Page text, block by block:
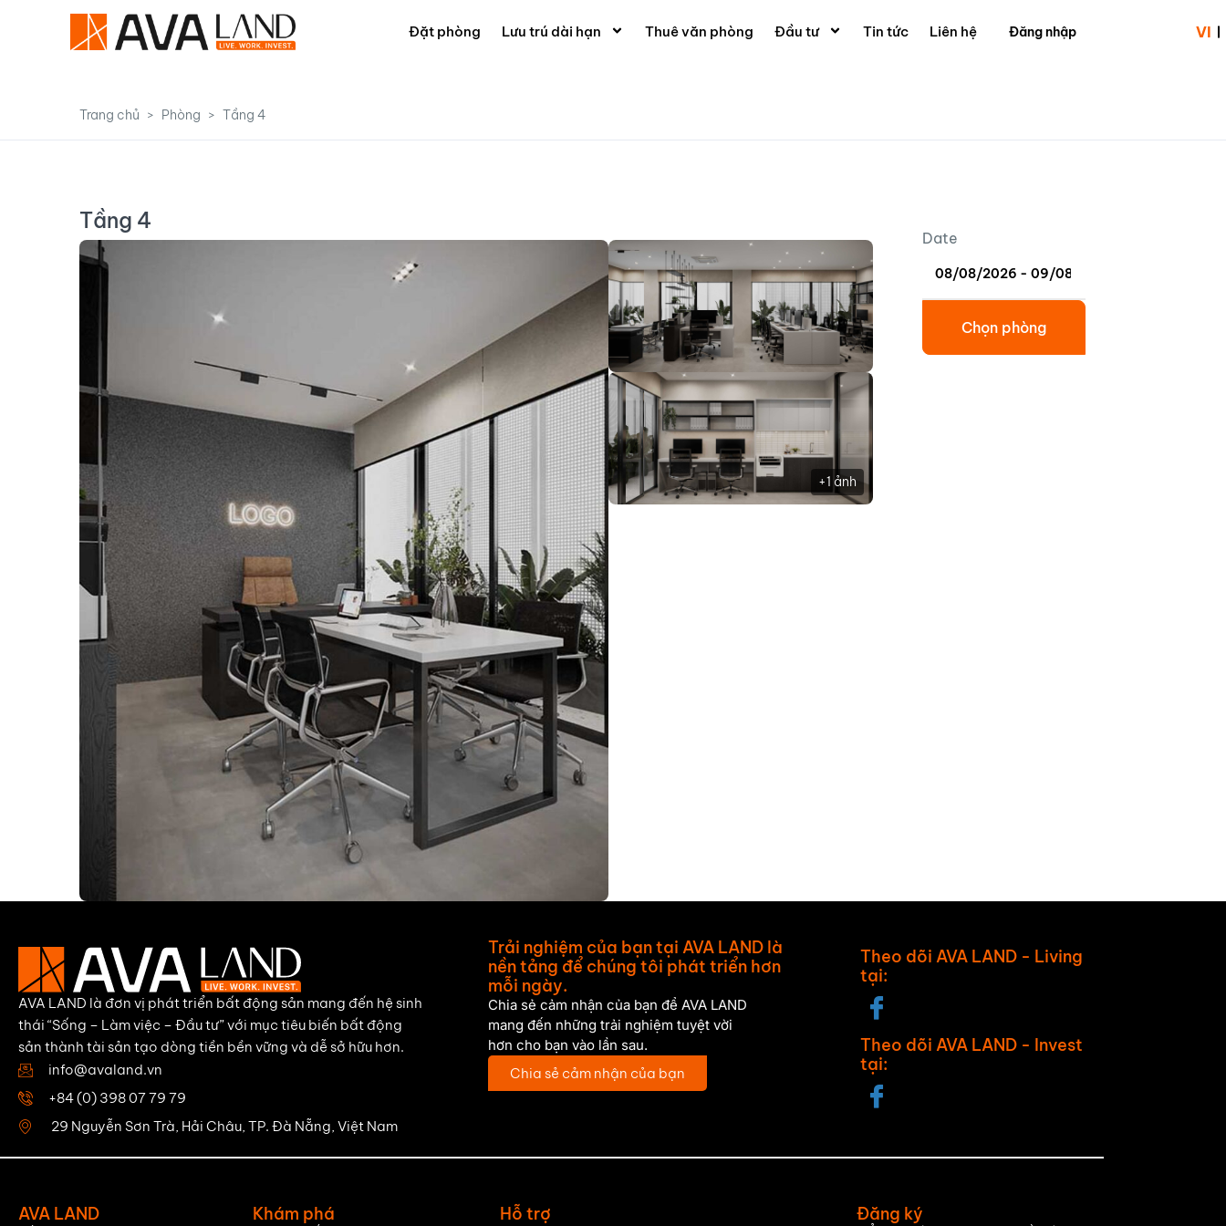
Đặt phòng Lưu trú dài hạn Thuê văn phòng Đầu tư Tin tức Liên hệ Đăng nhập VI
Trang chủ Phòng Tầng 4
Tầng 4
+1 ảnh
Date
Chọn phòng
AVA LAND là đơn vị phát triển bất động sản mang đến hệ sinh
thái “Sống – Làm việc – Đầu tư” với mục tiêu biến bất động
sản thành tài sản tạo dòng tiền bền vững và dễ sở hữu hơn.
info@avaland.vn
+84 (0) 398 07 79 79
29 Nguyễn Sơn Trà, Hải Châu, TP. Đà Nẵng, Việt Nam
Trải nghiệm của bạn tại AVA LAND là
nền tảng để chúng tôi phát triển hơn
mỗi ngày.
Chia sẻ cảm nhận của bạn để AVA LAND
mang đến những trải nghiệm tuyệt vời
hơn cho bạn vào lần sau.
Chia sẻ cảm nhận của bạn
Theo dõi AVA LAND - Living
tại:
Theo dõi AVA LAND - Invest
tại:
AVA LAND Khám phá Hỗ trợ Đăng ký